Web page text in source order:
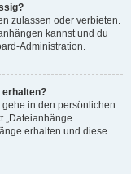
zulassen oder verbieten.
kannst und du
Administration.
erhalten?
in den persönlichen
„Dateianhänge
erhalten und diese